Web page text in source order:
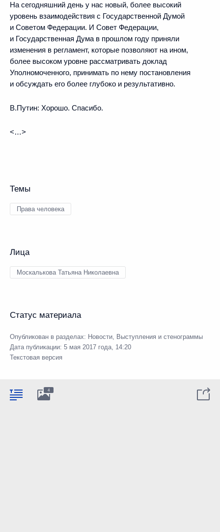
На сегодняшний день у нас новый, более высокий
уровень взаимодействия с Государственной Думой
и Советом Федерации. И Совет Федерации,
и Государственная Дума в прошлом году приняли
изменения в регламент, которые позволяют на ином,
более высоком уровне рассматривать доклад
Уполномоченного, принимать по нему постановления
и обсуждать его более глубоко и результативно.
В.Путин: Хорошо. Спасибо.
<…>
Темы
Права человека
Лица
Москалькова Татьяна Николаевна
Статус материала
Опубликован в разделах: Новости, Выступления и стенограммы
Дата публикации: 5 мая 2017 года, 14:20
Текстовая версия
4